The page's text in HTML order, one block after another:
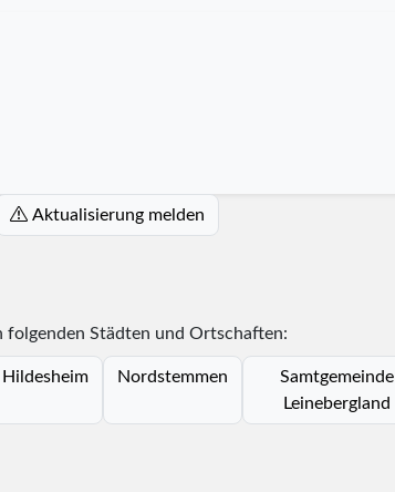
Aktualisierung melden
folgenden Städten und Ortschaften:
Hildesheim Nordstemmen
Samtgemeinde
Leinebergland